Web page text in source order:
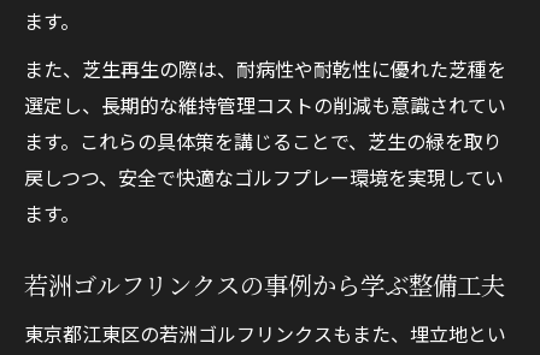
ます。
また、芝生再生の際は、耐病性や耐乾性に優れた芝種を
選定し、長期的な維持管理コストの削減も意識されてい
ます。これらの具体策を講じることで、芝生の緑を取り
戻しつつ、安全で快適なゴルフプレー環境を実現してい
ます。
若洲ゴルフリンクスの事例から学ぶ整備工夫
東京都江東区の若洲ゴルフリンクスもまた、埋立地とい